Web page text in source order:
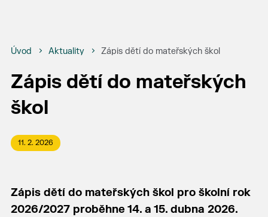
Úvod Aktuality Zápis dětí do mateřských škol
Zápis dětí do mateřských
škol
11. 2. 2026
Zápis dětí do mateřských škol pro školní rok
2026/2027 proběhne 14. a 15. dubna 2026.